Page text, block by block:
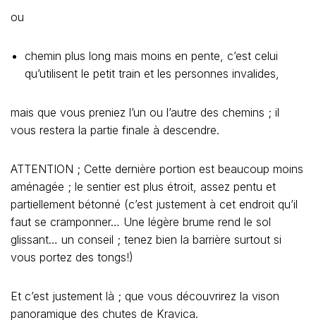
ou
chemin plus long mais moins en pente, c’est celui
qu’utilisent le petit train et les personnes invalides,
mais que vous preniez l’un ou l’autre des chemins ; il
vous restera la partie finale à descendre.
ATTENTION ; Cette dernière portion est beaucoup moins
aménagée ; le sentier est plus étroit, assez pentu et
partiellement bétonné (c’est justement à cet endroit qu’il
faut se cramponner… Une légère brume rend le sol
glissant… un conseil ; tenez bien la barrière surtout si
vous portez des tongs!)
Et c’est justement là ; que vous découvrirez la vison
panoramique des chutes de Kravica.